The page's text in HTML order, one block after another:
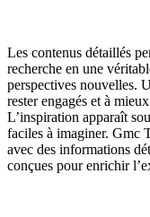
Les contenus détaillés
recherche en une
perspectives nouvelles.
rester engagés et à
L’inspiration apparaît
faciles à imaginer. Gmc
avec des informations
conçues pour enrichir